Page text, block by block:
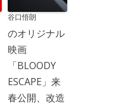
谷口悟朗
のオリジナル
映画
「BLOODY
ESCAPE」来
春公開、改造